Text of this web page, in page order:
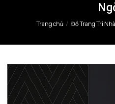
Trang chủ / Đồ Trang Trí